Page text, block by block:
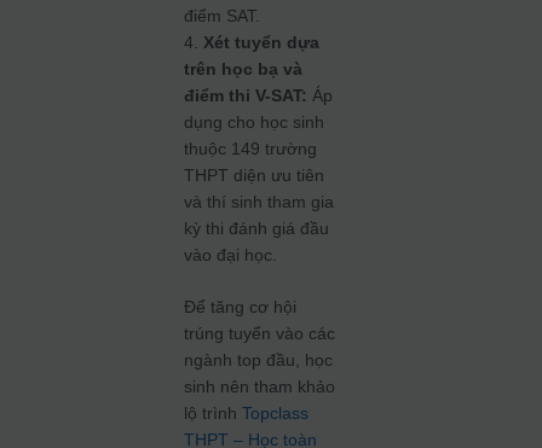
điểm SAT.
4. Xét tuyển dựa
trên học bạ và
điểm thi V-SAT: Áp
dụng cho học sinh
thuộc 149 trường
THPT diện ưu tiên
và thí sinh tham gia
kỳ thi đánh giá đầu
vào đại học.
Để tăng cơ hội
trúng tuyển vào các
ngành top đầu, học
sinh nên tham khảo
lộ trìnhTopclass
THPT – Học toàn